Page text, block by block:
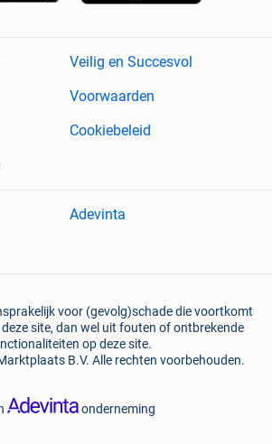
Veilig en Succesvol
Voorwaarden
Cookiebeleid
Adevinta
voor (gevolg)schade die voortkomt
site, dan wel uit fouten of ontbrekende
op deze site.
B.V. Alle rechten voorbehouden.
onderneming